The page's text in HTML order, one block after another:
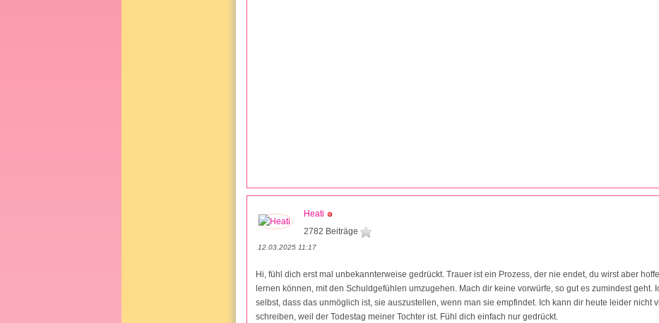
Heati
2782 Beiträge
12.03.2025 11:17
Hi, fühl dich erst mal unbekannterweise gedrückt. Trauer ist ein Prozess, der nie endet, du wirst aber
lernen können, mit den Schuldgefühlen umzugehen. Mach dir keine vorwürfe, so gut es zumindest geht.
selbst, dass das unmöglich ist, sie auszustellen, wenn man sie empfindet. Ich kann dir heute leider nicht
schreiben, weil der Todestag meiner Tochter ist. Fühl dich einfach nur gedrückt.